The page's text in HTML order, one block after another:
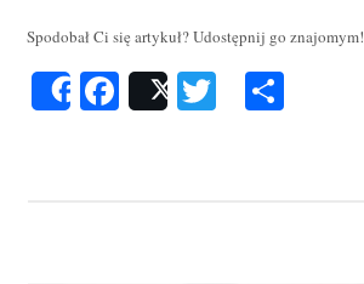
Spodobał Ci się artykuł? Udostępnij go znajomym!
ShareFacebook
Post Twitter